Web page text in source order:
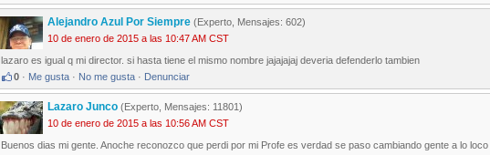
Alejandro Azul Por Siempre (Experto, Mensajes: 602)
10 de enero de 2015 a las 10:47 AM CST
lazaro es igual q mi director. si hasta tiene el mismo nombre jajajajaj deveria defenderlo tambien
0 · Me gusta · No me gusta · Denunciar
Lazaro Junco (Experto, Mensajes: 11801)
10 de enero de 2015 a las 10:56 AM CST
Buenos dias mi gente. Anoche reconozco que perdi por mi Profe es verdad se paso cambiando gente a lo